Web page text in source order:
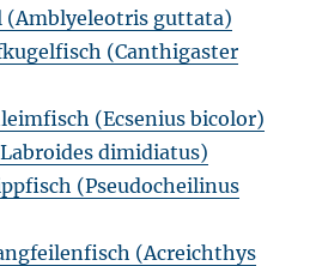
(Amblyeleotris guttata)
(Canthigaster
(Ecsenius bicolor)
dimidiatus)
(Pseudocheilinus
(Acreichthys